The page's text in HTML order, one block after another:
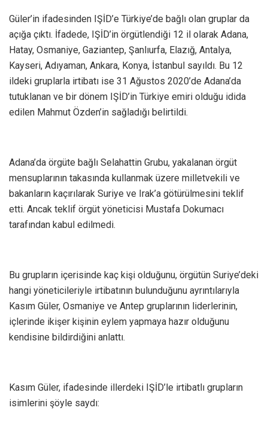
Güler’in ifadesinden IŞİD’e Türkiye’de bağlı olan gruplar da
açığa çıktı. İfadede, IŞİD’in örgütlendiği 12 il olarak Adana,
Hatay, Osmaniye, Gaziantep, Şanlıurfa, Elazığ, Antalya,
Kayseri, Adıyaman, Ankara, Konya, İstanbul sayıldı. Bu 12
ildeki gruplarla irtibatı ise 31 Ağustos 2020’de Adana’da
tutuklanan ve bir dönem IŞİD’in Türkiye emiri olduğu idida
edilen Mahmut Özden’in sağladığı belirtildi.
Adana’da örgüte bağlı Selahattin Grubu, yakalanan örgüt
mensuplarının takasında kullanmak üzere milletvekili ve
bakanların kaçırılarak Suriye ve Irak’a götürülmesini teklif
etti. Ancak teklif örgüt yöneticisi Mustafa Dokumacı
tarafından kabul edilmedi.
Bu grupların içerisinde kaç kişi olduğunu, örgütün Suriye’deki
hangi yöneticileriyle irtibatının bulunduğunu ayrıntılarıyla
Kasım Güler, Osmaniye ve Antep gruplarının liderlerinin,
içlerinde ikişer kişinin eylem yapmaya hazır olduğunu
kendisine bildirdiğini anlattı.
Kasım Güler, ifadesinde illerdeki IŞİD’le irtibatlı grupların
isimlerini şöyle saydı: